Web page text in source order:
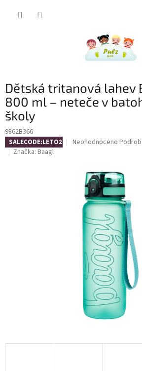
Dětská tritanová lahev
800 ml – neteče v
školy
9862B366
SALECODE:LETO26:4:%Průměrné
hvězdiček.
Neohodnoceno
Značka: Baagl